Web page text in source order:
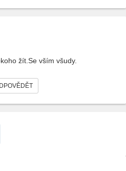
žít.Se vším všudy.